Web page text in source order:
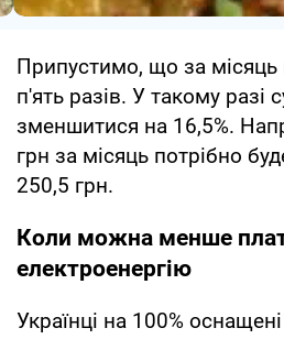
Припустимо, що за
п'ять разів. У такому разі
зменшитися на 16,5%.
грн за місяць потрібно
250,5 грн.
Коли можна менше
електроенергію
Українці на 100%